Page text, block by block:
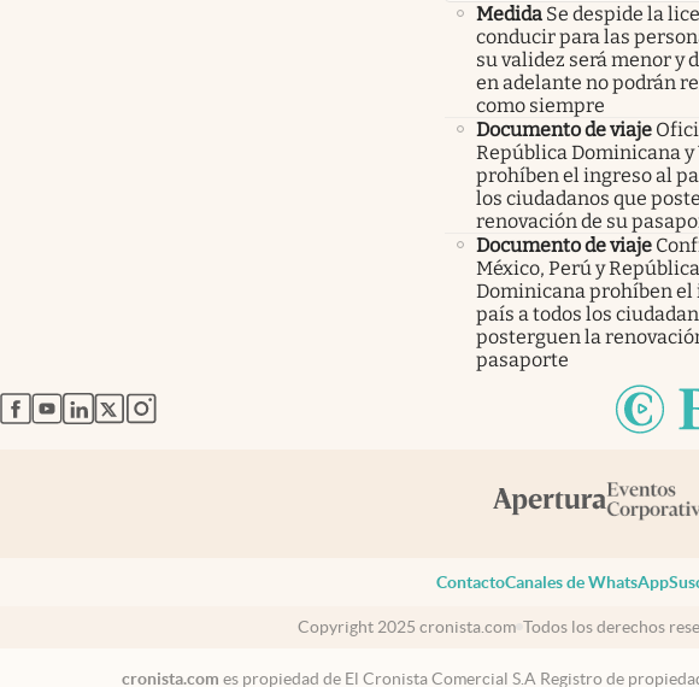
Medida Se despide la
conducir para las
su validez será menor y
en adelante no podrán
como siempre
Documento de viaje
República Dominicana y
prohíben el ingreso al
los ciudadanos que
renovación de su
Documento de viaje
México, Perú y República
Dominicana prohíben el
país a todos los
posterguen la
pasaporte
abre en nueva pestaña
abre en nueva pestaña
abre en nueva pestaña
abre en nueva pestaña
abre en nueva pestaña
ContactoCanales de WhatsApp
Copyright 2025 cronista.com Todos los derechos
cronista.com es propiedad de El Cronista Comercial S.A Registro de